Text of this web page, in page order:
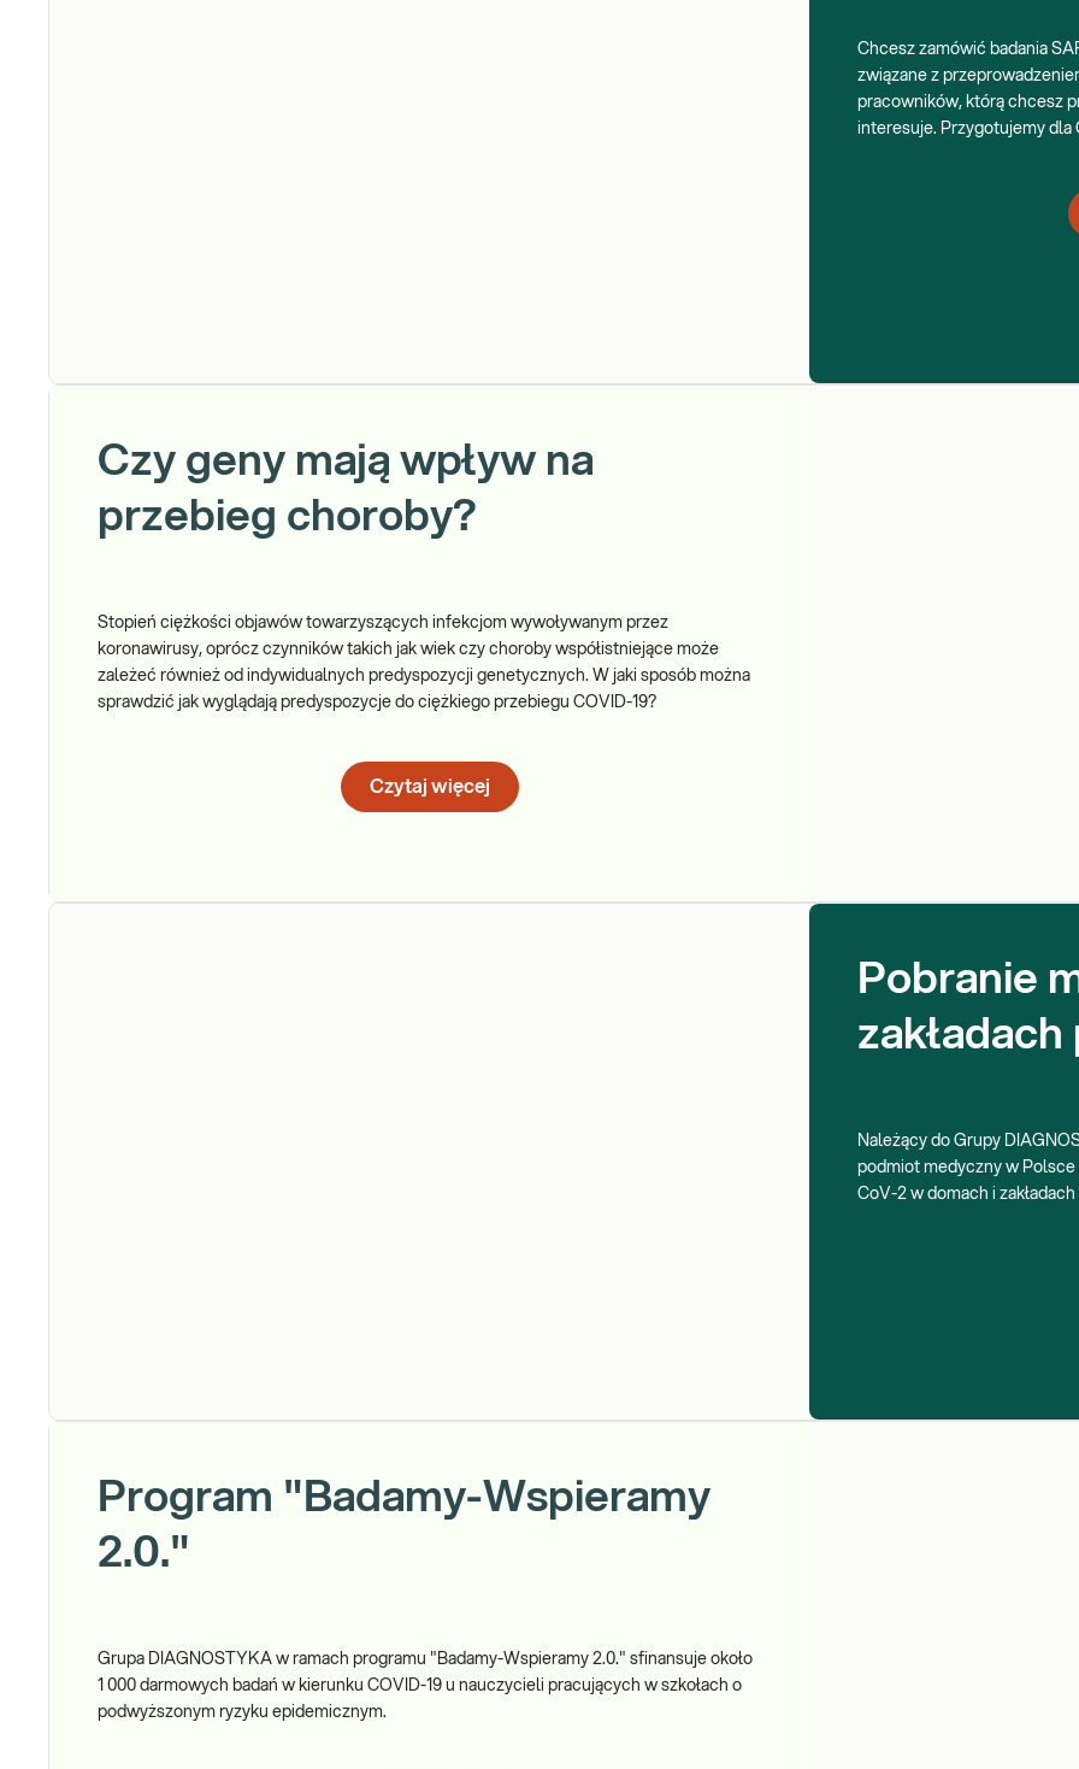
Chcesz zamówić badania
związane z
pracowników, którą chcesz
interesuje. Przygotujemy dla
Czy geny mają wpływ na
przebieg choroby?
Stopień ciężkości objawów towarzyszących infekcjom wywoływanym przez
koronawirusy, oprócz czynników takich jak wiek czy choroby współistniejące może
zależeć również od indywidualnych predyspozycji genetycznych. W jaki sposób można
sprawdzić jak wyglądają predyspozycje do ciężkiego przebiegu COVID-19?
Czytaj więcej
Pobranie
zakładach
Należący do Grupy
podmiot medyczny w Polsce
CoV-2 w domach i zakładach
Program "Badamy-Wspieramy
2.0."
Grupa DIAGNOSTYKA w ramach programu "Badamy-Wspieramy 2.0." sfinansuje około
1 000 darmowych badań w kierunku COVID-19 u nauczycieli pracujących w szkołach o
podwyższonym ryzyku epidemicznym.